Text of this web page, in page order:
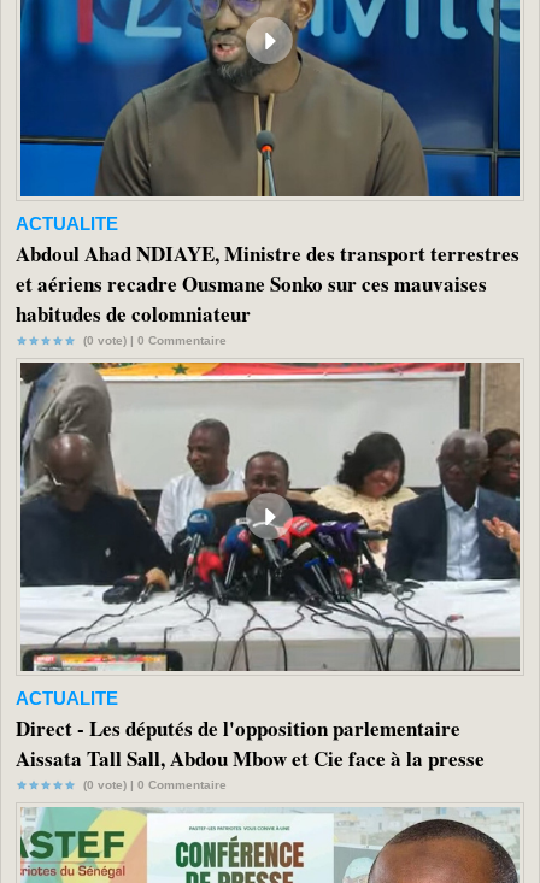
ACTUALITE
Abdoul Ahad NDIAYE, Ministre des transport terrestres
et aériens recadre Ousmane Sonko sur ces mauvaises
habitudes de colomniateur
(0 vote) | 0 Commentaire
ACTUALITE
Direct - Les députés de l'opposition parlementaire
Aissata Tall Sall, Abdou Mbow et Cie face à la presse
(0 vote) | 0 Commentaire